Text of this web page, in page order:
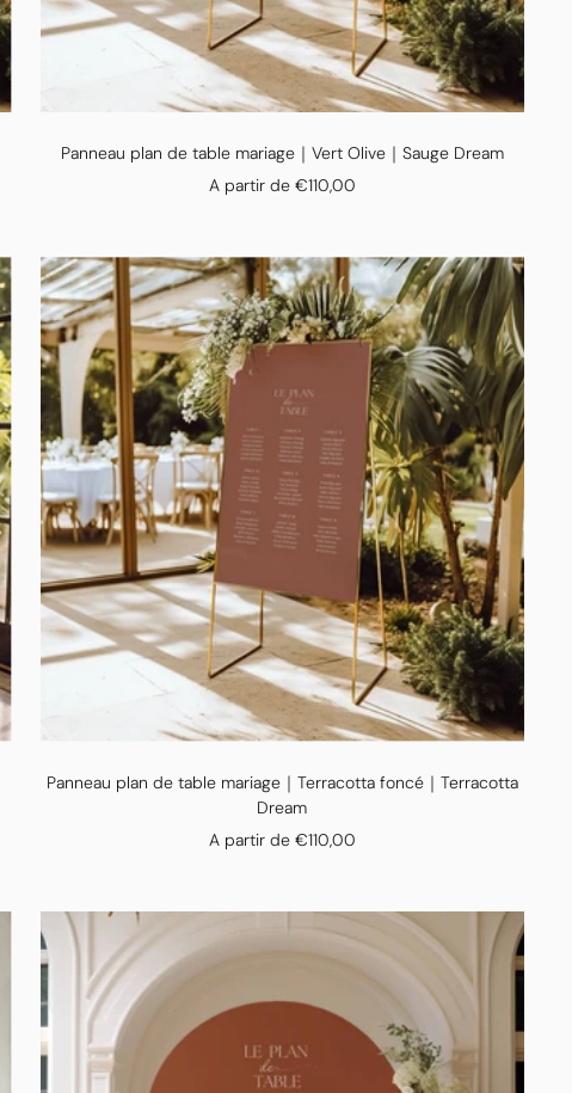
Panneau plan de table mariage｜Vert Olive｜Sauge Dream
Prix
A partir de €110,00
Panneau plan de table mariage｜Terracotta foncé｜Terracotta
Dream
Prix
A partir de €110,00